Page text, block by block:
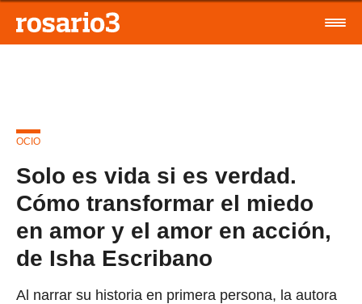
OCIO
Solo es vida si es verdad.
Cómo transformar el miedo
en amor y el amor en acción,
de Isha Escribano
Al narrar su historia en primera persona, la autora